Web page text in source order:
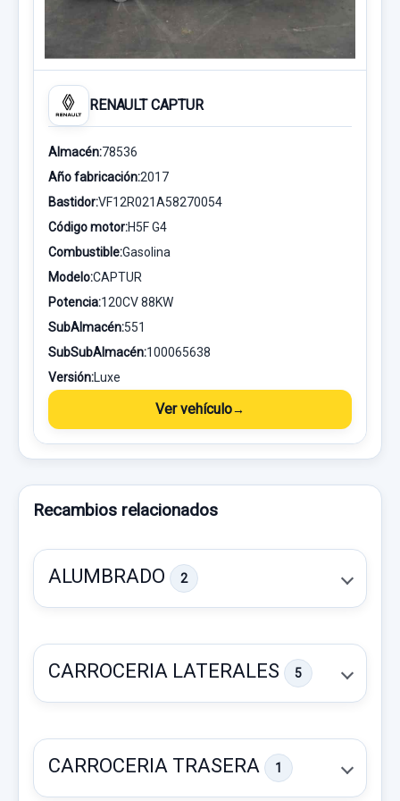
RENAULT CAPTUR
Almacén:78536
Año fabricación:2017
Bastidor:VF12R021A58270054
Código motor:H5F G4
Combustible:Gasolina
Modelo:CAPTUR
Potencia:120CV 88KW
SubAlmacén:551
SubSubAlmacén:100065638
Versión:Luxe
Ver vehículo
Recambios relacionados
ALUMBRADO 2
CARROCERIA LATERALES 5
CARROCERIA TRASERA 1